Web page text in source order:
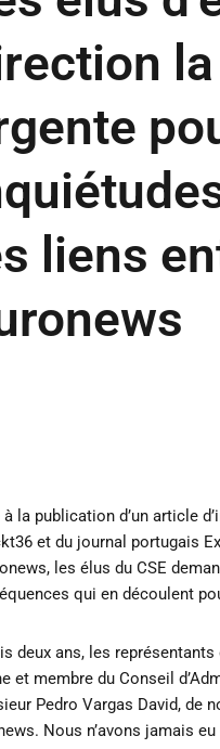
la
liens
à la publication d’un article
et du journal portugais
les élus du CSE
qui en découlent
deux ans, les
et membre du Conseil
Pedro Vargas David, de
Nous n’avons jamais